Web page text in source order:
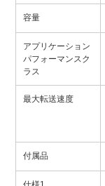
容量
アプリケーション
パフォーマンスク
ラス
最大転送速度
付属品